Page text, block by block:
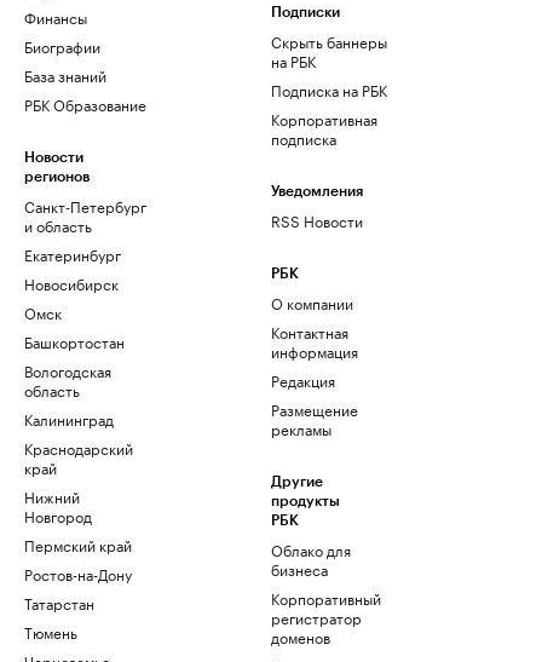
Финансы
Биографии
База знаний
РБК Образование
Новости
регионов
Санкт-Петербург
и область
Екатеринбург
Новосибирск
Омск
Башкортостан
Вологодская
область
Калининград
Краснодарский
край
Нижний
Новгород
Пермский край
Ростов-на-Дону
Татарстан
Тюмень
Подписки
Скрыть баннеры
на РБК
Подписка на РБК
Корпоративная
подписка
Уведомления
RSS Новости
РБК
О компании
Контактная
информация
Редакция
Размещение
рекламы
Другие
продукты
РБК
Облако для
бизнеса
Корпоративный
регистратор
доменов